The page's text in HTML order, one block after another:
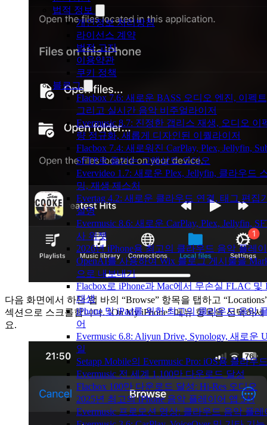
법적 정보
개인정보 처리방침
라이선스 계약
법적 고지
이용약관
쿠키 정책
블로그
Flacbox 7.6: 새로운 BASS 오디오 엔진, 이펙트
그리고 실시간 음악 비주얼라이저
Evermusic 8.7: 진정한 갭리스 재생, 오디오 이
량 정규화, 새롭게 디자인된 이퀄라이저
Flacbox 7.4: 새로워진 CarPlay, Plex, Jellyfin,
SFTP로 즐기는 고해상도 오디오
Evervideo 1.7: 새로운 Plex, Jellyfin, 클라우드
밍, 재생 제스처
Evertag 4.2: 새로운 클라우드 연결, 태그 편집
설명
Evermusic 8.6: 새로운 CarPlay, Plex, Jellyfin,
사 위젯
2026년 iPhone용 최고의 클라우드 음악 플레
OpenAI를 사용하여 Wix 블로그 게시물을
으로 내보내기
Flacbox로 iPhone과 Mac에서 무손실 FLAC 및
재생
iPhone 및 iPad를 위한 최고의 클라우드 음악
어
Evermusic 6.8: Aliyun Drive, Synology, 새로운
일
Setapp Mobile의 Evermusic Pro: iOS용 클라우
Evermusic 전 세계 1,100만 다운로드 달성
Flacbox 100만 다운로드 달성: Hi-Res 오디오
2025년 최고의 iPhone 음악 플레이어 앱 5선
Evermusic 프로모션 영상: 클라우드 음악 플레
다음 화면에서 하단 탭 바의 “Browse” 항목을 탭하고
섹션으로 스크롤합니다. “On My iPhone” 메뉴 항목을 선택하세
요.